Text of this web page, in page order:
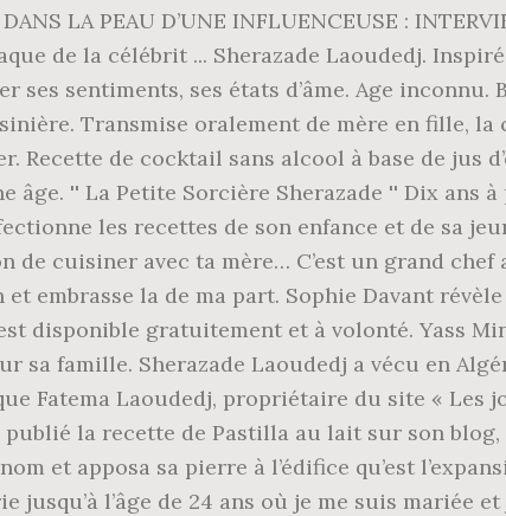
LA PEAU D’UNE INFLUENCEUSE :
de la célébrit ... Sherazade Laoudedj.
ses sentiments, ses états d’âme. Age
Transmise oralement de mère en fille,
Recette de cocktail sans alcool à base de jus
'' La Petite Sorcière Sherazade '' Dix ans à
les recettes de son enfance et de sa
de cuisiner avec ta mère… C’est un grand
embrasse la de ma part. Sophie Davant
disponible gratuitement et à volonté. Yass
sa famille. Sherazade Laoudedj a vécu en
Fatema Laoudedj, propriétaire du site « Les
la recette de Pastilla au lait sur son blog,
et apposa sa pierre à l’édifice qu’est
jusqu’à l’âge de 24 ans où je me suis